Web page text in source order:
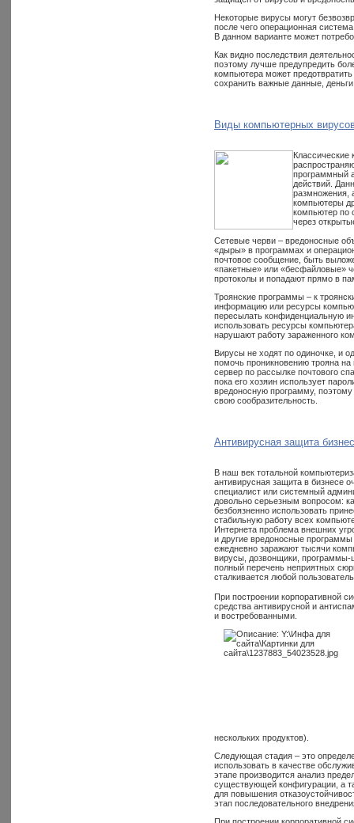
Некоторые вирусы могут
после чего операционная
В данном варианте может
Как видно последствия
поэтому лучше предупредить
компьютера может
сохранить важные данные,
Виды компьютерных
программный
действий.
размножения,
компьютеры
компьютер по
через
Сетевые черви – вредоносные
«дыры» в программах и
почтовое сообщение, быть
«пакетные» или «бесфайловые»
протоколы и попадают прямо в
Троянские программы – к
информацию или ресурсы
пересылать конфиденциальную
использовать ресурсы
нарушают работу зараженного
Вирусы не ходят по одиночке, и
помочь проникновению трояна
сервер по рассылке почтового
пока его хозяин использует
вредоносную программу,
свою сообразительность.
Антивирусная защита
В наш век тотальной
антивирусная защита в бизнесе
специалист или системный
довольно серьезным вопросом:
безбоязненно использовать
стабильную работу всех
Интернета проблема внешних
и другие вредоносные
ежедневно заражают тысячи
вирусы, дозвонщики,
полный перечень неприятных
сталкивается любой
При построении корпоративной
средства антивирусной и
и востребованными.
нескольких продуктов).
Следующая стадия – это
использовать в качестве
этапе производится анализ
существующей конфигурации, а
для повышения
этап последовательного